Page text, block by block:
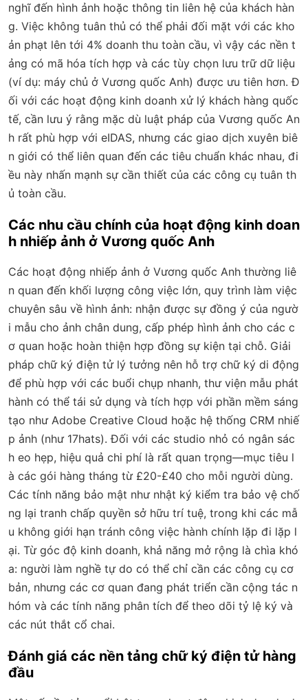
nghĩ đến hình ảnh hoặc thông tin liên hệ của khách hàn
g. Việc không tuân thủ có thể phải đối mặt với các kho
ản phạt lên tới 4% doanh thu toàn cầu, vì vậy các nền t
ảng có mã hóa tích hợp và các tùy chọn lưu trữ dữ liệu
(ví dụ: máy chủ ở Vương quốc Anh) được ưu tiên hơn. Đ
ối với các hoạt động kinh doanh xử lý khách hàng quốc
tế, cần lưu ý rằng mặc dù luật pháp của Vương quốc An
h rất phù hợp với eIDAS, nhưng các giao dịch xuyên biê
n giới có thể liên quan đến các tiêu chuẩn khác nhau, đi
ều này nhấn mạnh sự cần thiết của các công cụ tuân th
ủ toàn cầu.
Các nhu cầu chính của hoạt động kinh doan
h nhiếp ảnh ở Vương quốc Anh
Các hoạt động nhiếp ảnh ở Vương quốc Anh thường liê
n quan đến khối lượng công việc lớn, quy trình làm việc
chuyên sâu về hình ảnh: nhận được sự đồng ý của ngườ
i mẫu cho ảnh chân dung, cấp phép hình ảnh cho các c
ơ quan hoặc hoàn thiện hợp đồng sự kiện tại chỗ. Giải
pháp chữ ký điện tử lý tưởng nên hỗ trợ chữ ký di động
để phù hợp với các buổi chụp nhanh, thư viện mẫu phát
hành có thể tái sử dụng và tích hợp với phần mềm sáng
tạo như Adobe Creative Cloud hoặc hệ thống CRM nhiế
p ảnh (như 17hats). Đối với các studio nhỏ có ngân sác
h eo hẹp, hiệu quả chi phí là rất quan trọng—mục tiêu l
à các gói hàng tháng từ £20-£40 cho mỗi người dùng.
Các tính năng bảo mật như nhật ký kiểm tra bảo vệ chố
ng lại tranh chấp quyền sở hữu trí tuệ, trong khi các mẫ
u không giới hạn tránh công việc hành chính lặp đi lặp l
ại. Từ góc độ kinh doanh, khả năng mở rộng là chìa khó
a: người làm nghề tự do có thể chỉ cần các công cụ cơ
bản, nhưng các cơ quan đang phát triển cần cộng tác n
hóm và các tính năng phân tích để theo dõi tỷ lệ ký và
các nút thắt cổ chai.
Đánh giá các nền tảng chữ ký điện tử hàng
đầu